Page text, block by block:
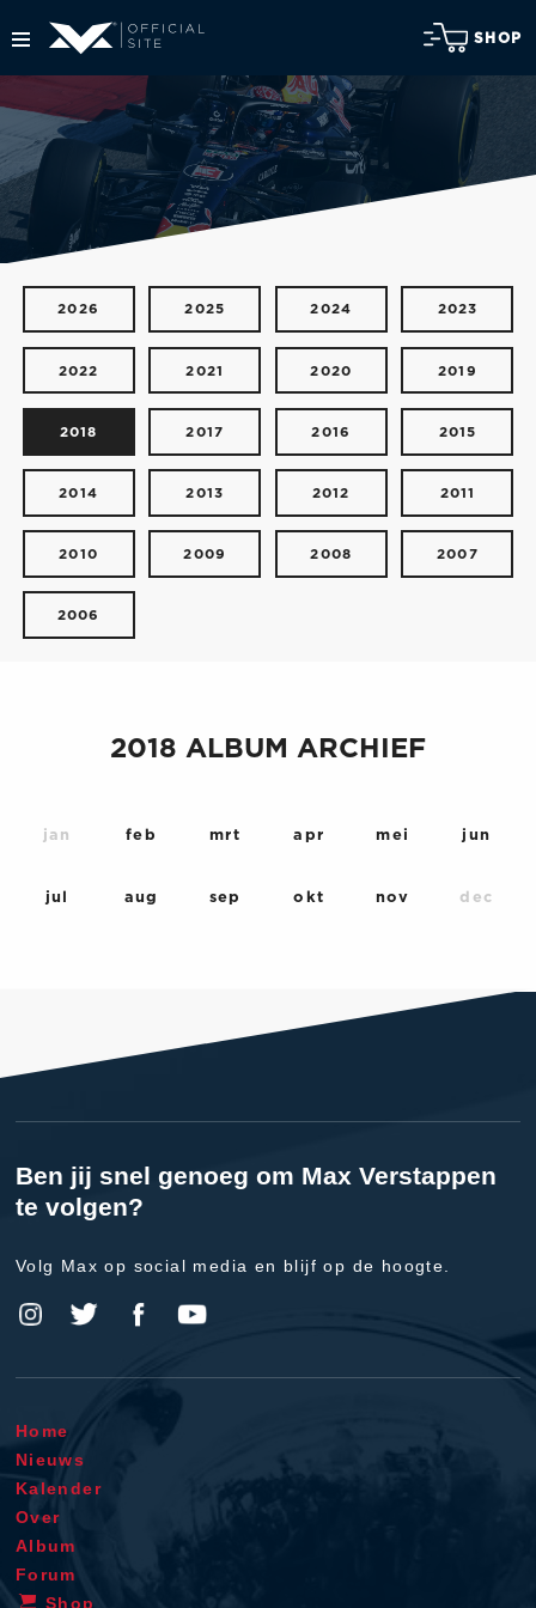
SHOP
2026 2025 2024 2023
2022 2021 2020 2019
2018 2017 2016 2015
2014 2013 2012 2011
2010 2009 2008 2007
2006
2018 ALBUM ARCHIEF
jan feb mrt apr mei jun
jul aug sep okt nov dec
Ben jij snel genoeg om Max Verstappen
te volgen?
Volg Max op social media en blijf op de hoogte.
Home
Nieuws
Kalender
Over
Album
Forum
Shop